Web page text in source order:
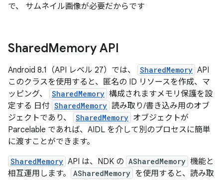
で、 サムネイル画像が必要だからです
SharedMemory API
Android 8.1（API レベル 27）では、 SharedMemory API
このクラスを使用すると、匿名の ID リソースを作成、マ
ッピング、
SharedMemory 構成されますメモリ保護を設
定する 日付 SharedMemory 読み取り/書き込み用のオブ
ジェクトであり、
SharedMemory オブジェクトが
Parcelable であれば、AIDL を介して別のプロセスに簡単
に渡すことができます。
SharedMemory API は、NDK の ASharedMemory 機能と
相互運用します。
ASharedMemory を使用すると、読み取